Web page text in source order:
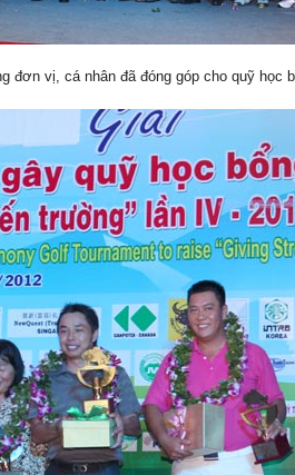
đơn vị, cá nhân đã đóng góp cho quỹ học